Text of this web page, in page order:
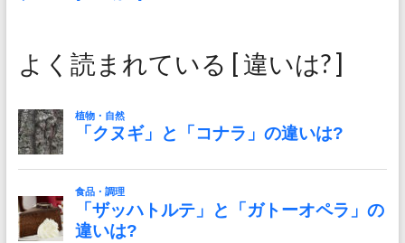
よく読まれている [ 違いは? ]